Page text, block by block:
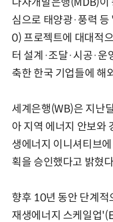
다자개발은행(MDB)이
심으로 태양광·풍력
0) 프로젝트에 대대적
터 설계·조달·시공·운
축한 한국 기업들에 해
세계은행(WB)은 지난
아 지역 에너지 안보와
생에너지 이니셔티브
획을 승인했다고 밝혔
향후 10년 동안 단계
재생에너지 스케일업